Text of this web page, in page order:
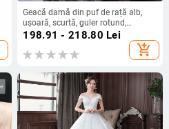
Geacă damă din puf de rață alb,
ușoară, scurtă, guler rotund,
umplutură de cașmir 51–55%
198.91 - 218.80 Lei
add_shopping_cart